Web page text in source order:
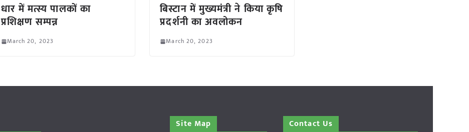
धार में मत्स्य पालकों का
प्रशिक्षण सम्पन्न
March 20, 2023
बिस्टान में मुख्यमंत्री ने किया कृषि
प्रदर्शनी का अवलोकन
March 20, 2023
Site Map Contact Us